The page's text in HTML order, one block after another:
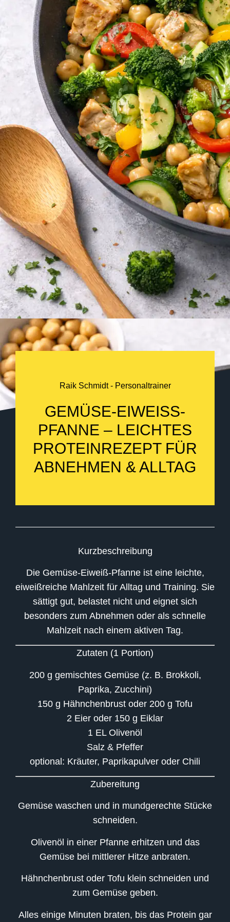
Raik Schmidt - Personaltrainer
GEMÜSE-EIWEISS-P
FANNE – LEICHTES P
ROTEINREZEPT FÜR A
BNEHMEN & ALLTAG
Kurzbeschreibung
Die Gemüse-Eiweiß-Pfanne ist eine leichte,
eiweißreiche Mahlzeit für Alltag und Training. Sie
sättigt gut, belastet nicht und eignet sich
besonders zum Abnehmen oder als schnelle
Mahlzeit nach einem aktiven Tag.
Zutaten (1 Portion)
200 g gemischtes Gemüse (z. B. Brokkoli,
Paprika, Zucchini)
150 g Hähnchenbrust oder 200 g Tofu
2 Eier oder 150 g Eiklar
1 EL Olivenöl
Salz & Pfeffer
optional: Kräuter, Paprikapulver oder Chili
Zubereitung
Gemüse waschen und in mundgerechte Stücke
schneiden.
Olivenöl in einer Pfanne erhitzen und das
Gemüse bei mittlerer Hitze anbraten.
Hähnchenbrust oder Tofu klein schneiden und
zum Gemüse geben.
Alles einige Minuten braten, bis das Protein gar